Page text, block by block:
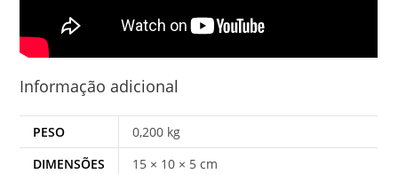
Informação adicional
PESO
0,200 kg
DIMENSÕES
15 × 10 × 5 cm